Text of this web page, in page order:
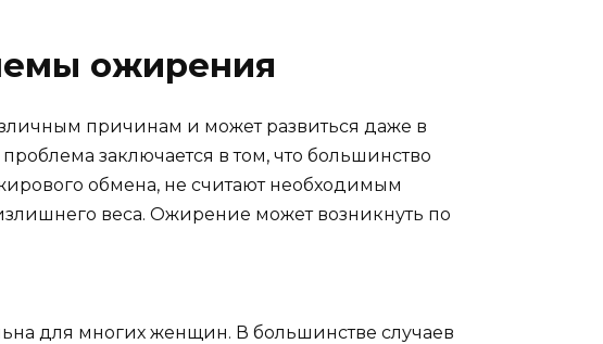
ожирения
причинам и может развиться даже в
заключается в том, что большинство
обмена, не считают необходимым
веса. Ожирение может возникнуть по
для многих женщин. В большинстве случаев